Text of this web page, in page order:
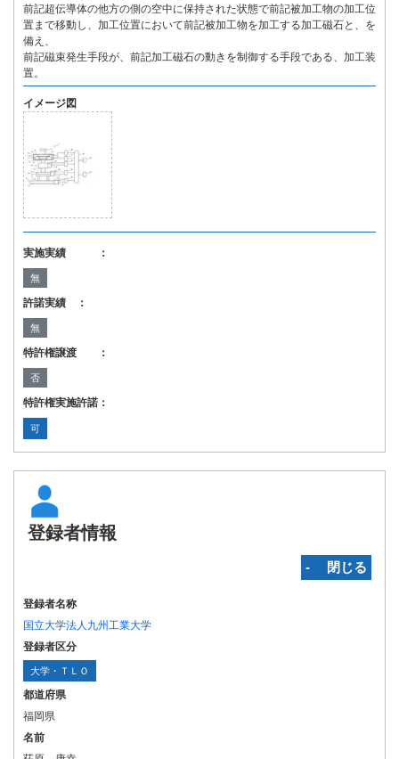
前記超伝導体の他方の側の空中に保持された状態で前記被加工物の加工位
置まで移動し、加工位置において前記被加工物を加工する加工磁石と、を
備え、
前記磁束発生手段が、前記加工磁石の動きを制御する手段である、加工装
置。
イメージ図
実施実績 ：
無
許諾実績 ：
無
特許権譲渡 ：
否
特許権実施許諾：
可
登録者情報
‐ 閉じる
登録者名称
国立大学法人九州工業大学
登録者区分
大学・ＴＬＯ
都道府県
福岡県
名前